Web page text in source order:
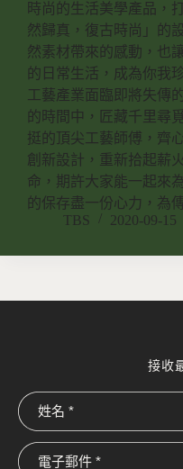
時尚的生活美學產品，
然歸真，復古時尚」的
然素材帶來的感動，也
的日常生活，成為你我
工藝產業面臨即將失傳
的時間中，匠藏千里尋
挺的頂尖工藝師傅，齊
創新設計，重新拾起薪
命，期許大家能一起來
的保存盡一份心力，為
TBS
2020-09-15
接收